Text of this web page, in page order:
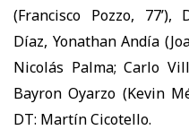
(Francisco Pozzo,
Díaz, Yonathan Andía
Nicolás Palma; Carlo
Bayron Oyarzo (Kevin
DT: Martín Cicotello.